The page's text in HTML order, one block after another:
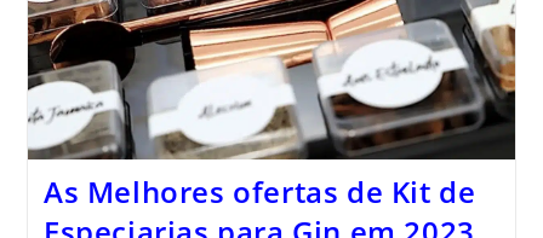
As Melhores ofertas de Kit de